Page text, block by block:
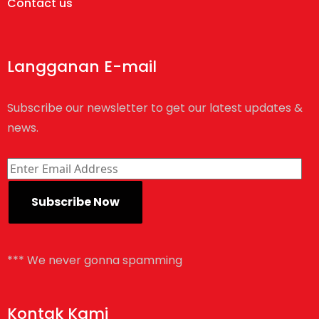
Contact us
Langganan E-mail
Subscribe our newsletter to get our latest updates &
news.
*** We never gonna spamming
Kontak Kami